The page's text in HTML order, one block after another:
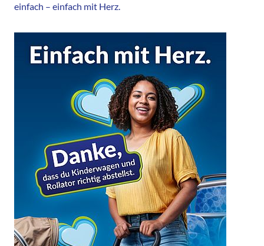
einfach – einfach mit Herz.